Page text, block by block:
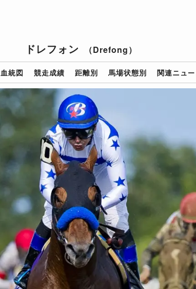
ドレフォン （Drefong）
血統図 競走成績 距離別 馬場状態別 関連ニュ